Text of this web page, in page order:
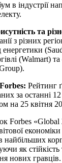
в індустрії
та
з різних
енергетики
(Walmart)
Рейтинг
за останні 12
на 25 квітня
Forbes
найбільших
як стійкість
нових гравців.